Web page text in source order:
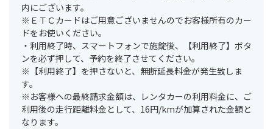
内にございます。
※ＥＴＣカードはご用意ございませんのでお客様所有のカー
ドをお使いください。
・利用終了時、スマートフォンで施錠後、【利用終了】ボタ
ンを必ず押して、予約を終了させてください。
※【利用終了】を押さないと、無断延長料金が発生致しま
す。
※お客様への最終請求金額は、レンタカーの利用料金に、ご
利用後の走行距離料金として、16円/kmが加算された金額と
なります。